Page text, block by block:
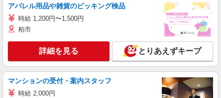
アパレル用品や雑貨のピッキング検品
時給 1,200円〜1,500円
柏市
詳細を見る とりあえずキープ
マンションの受付・案内スタッフ
時給 2,000円